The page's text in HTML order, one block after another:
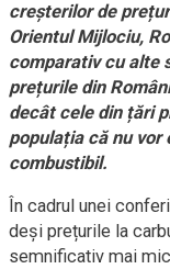
creșterilor de
Orientul Mijlociu,
comparativ cu alte
prețurile din
decât cele din țări
populația că nu vor
combustibil.
În cadrul unei
deși prețurile la
semnificativ mai